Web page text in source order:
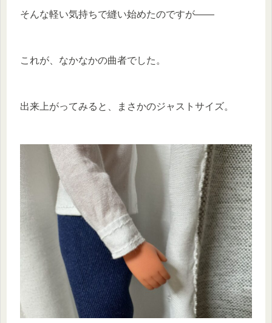
そんな軽い気持ちで縫い始めたのですが——
これが、なかなかの曲者でした。
出来上がってみると、まさかのジャストサイズ。